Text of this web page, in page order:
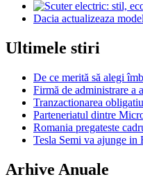
Dacia actualizeaza
Ultimele stiri
De ce merită să alegi
Firmă de administrare a
Tranzactionarea
Parteneriatul dintre
Romania pregateste
Tesla Semi va ajunge
Arhive Anuale